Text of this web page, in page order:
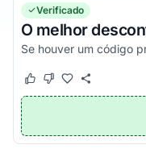
Verificado
O melhor
Este cupom funcionou
Este cupom não